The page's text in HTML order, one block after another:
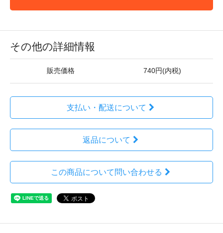
その他の詳細情報
販売価格 740円(内税)
支払い・配送について
返品について
この商品について問い合わせる